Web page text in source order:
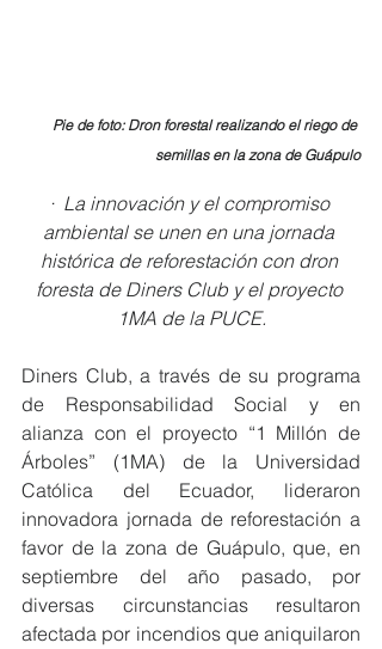
Pie de foto: Dron forestal realizando el riego de
semillas en la zona de Guápulo
·  La innovación y el compromiso
ambiental se unen en una jornada
histórica de reforestación con dron
foresta de Diners Club y el proyecto
1MA de la PUCE.
Diners Club, a través de su programa
de Responsabilidad Social y en
alianza con el proyecto “1 Millón de
Árboles” (1MA) de la Universidad
Católica del Ecuador, lideraron
innovadora jornada de reforestación a
favor de la zona de Guápulo, que, en
septiembre del año pasado, por
diversas circunstancias resultaron
afectada por incendios que aniquilaron